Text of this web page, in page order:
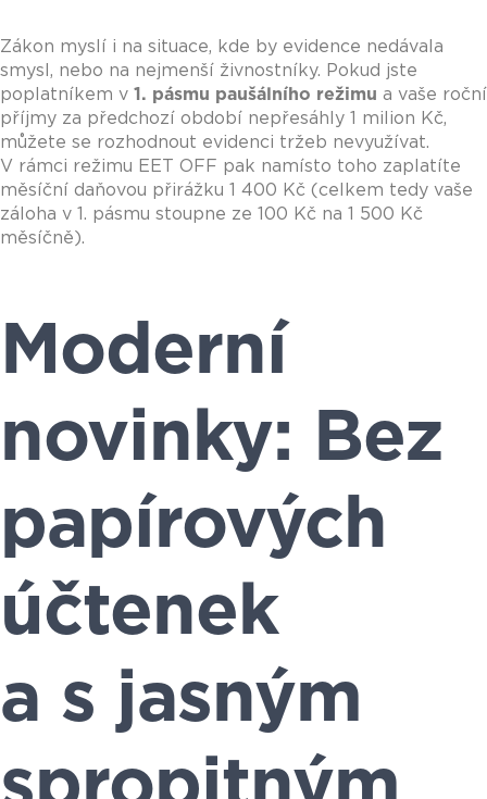
Zákon myslí i na situace, kde by evidence nedávala
smysl, nebo na nejmenší živnostníky. Pokud jste
poplatníkem v 1. pásmu paušálního režimu a vaše roční
příjmy za předchozí období nepřesáhly 1 milion Kč,
můžete se rozhodnout evidenci tržeb nevyužívat.
V rámci režimu EET OFF pak namísto toho zaplatíte
měsíční daňovou přirážku 1 400 Kč (celkem tedy vaše
záloha v 1. pásmu stoupne ze 100 Kč na 1 500 Kč
měsíčně).
Moderní
novinky: Bez
papírových
účtenek
a s jasným